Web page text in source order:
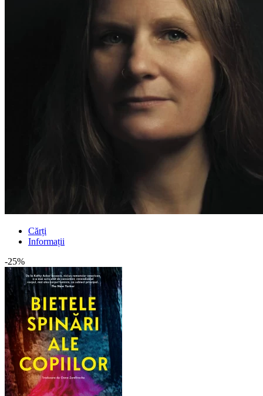
Cărți
Informații
-25%